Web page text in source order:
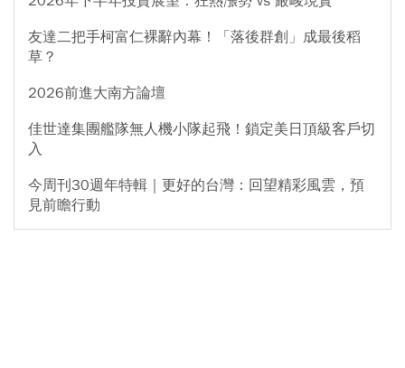
友達二把手柯富仁裸辭內幕！「落後群創」成最後稻
草？
2026前進大南方論壇
佳世達集團艦隊無人機小隊起飛！鎖定美日頂級客戶切
入
今周刊30週年特輯｜更好的台灣：回望精彩風雲，預
見前瞻行動